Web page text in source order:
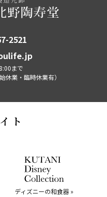
2521
まで
休業・臨時休業有）
ト
ディズニーの和食器 »